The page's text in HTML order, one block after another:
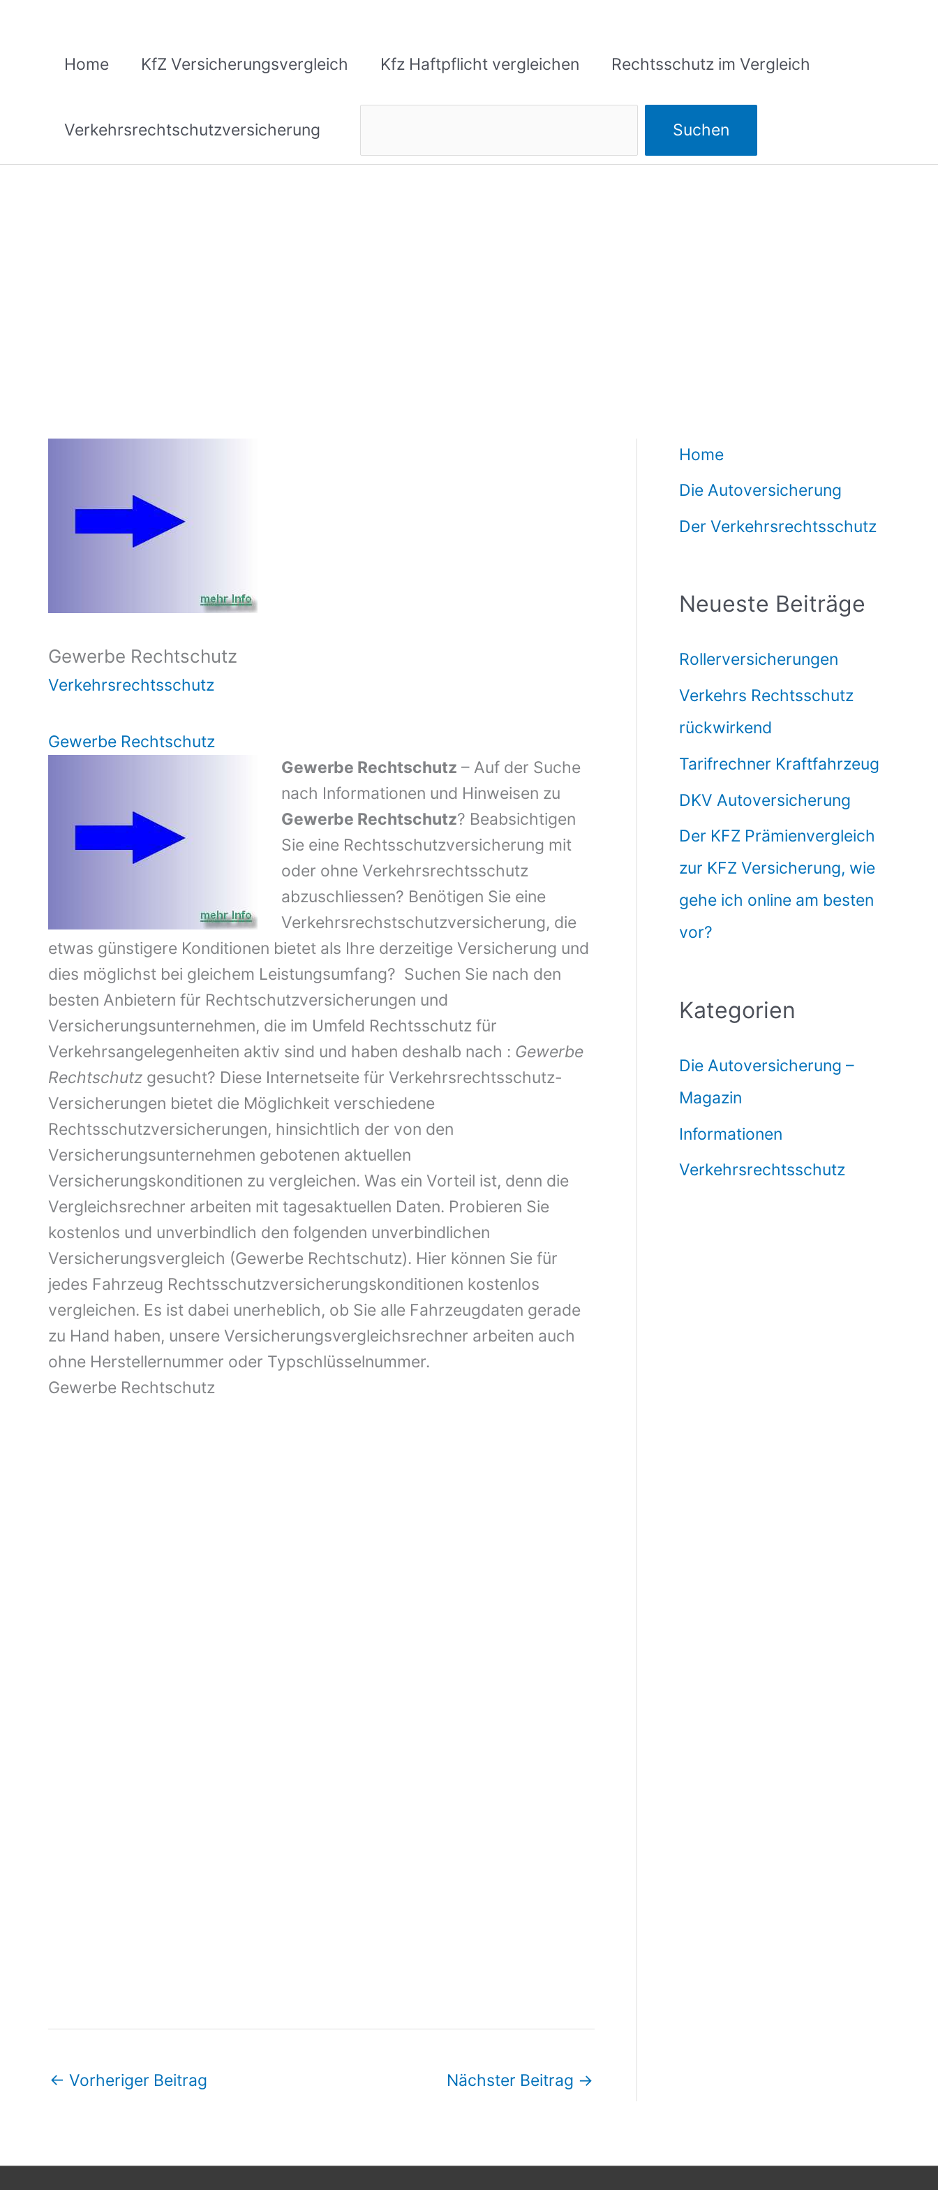
Home KfZ Versicherungsvergleich Kfz Haftpflicht vergleichen Rechtsschutz im Vergleich
Verkehrsrechtschutzversicherung Suchen
Gewerbe Rechtschutz
Verkehrsrechtsschutz
Gewerbe Rechtschutz
Gewerbe Rechtschutz – Auf der Suche
nach Informationen und Hinweisen zu
Gewerbe Rechtschutz? Beabsichtigen
Sie eine Rechtsschutzversicherung mit
oder ohne Verkehrsrechtsschutz
abzuschliessen? Benötigen Sie eine
Verkehrsrechstschutzversicherung, die
etwas günstigere Konditionen bietet als Ihre derzeitige Versicherung und
dies möglichst bei gleichem Leistungsumfang? Suchen Sie nach den
besten Anbietern für Rechtschutzversicherungen und
Versicherungsunternehmen, die im Umfeld Rechtsschutz für
Verkehrsangelegenheiten aktiv sind und haben deshalb nach : Gewerbe
Rechtschutz gesucht? Diese Internetseite für Verkehrsrechtsschutz-
Versicherungen bietet die Möglichkeit verschiedene
Rechtsschutzversicherungen, hinsichtlich der von den
Versicherungsunternehmen gebotenen aktuellen
Versicherungskonditionen zu vergleichen. Was ein Vorteil ist, denn die
Vergleichsrechner arbeiten mit tagesaktuellen Daten. Probieren Sie
kostenlos und unverbindlich den folgenden unverbindlichen
Versicherungsvergleich (Gewerbe Rechtschutz). Hier können Sie für
jedes Fahrzeug Rechtsschutzversicherungskonditionen kostenlos
vergleichen. Es ist dabei unerheblich, ob Sie alle Fahrzeugdaten gerade
zu Hand haben, unsere Versicherungsvergleichsrechner arbeiten auch
ohne Herstellernummer oder Typschlüsselnummer.
Gewerbe Rechtschutz
← Vorheriger Beitrag Nächster Beitrag →
Home
Die Autoversicherung
Der Verkehrsrechtsschutz
Neueste Beiträge
Rollerversicherungen
Verkehrs Rechtsschutz
rückwirkend
Tarifrechner Kraftfahrzeug
DKV Autoversicherung
Der KFZ Prämienvergleich
zur KFZ Versicherung, wie
gehe ich online am besten
vor?
Kategorien
Die Autoversicherung –
Magazin
Informationen
Verkehrsrechtsschutz